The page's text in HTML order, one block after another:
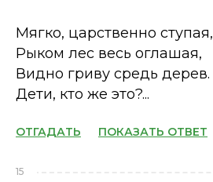
Мягко, царственно ступая,
Рыком лес весь оглашая,
Видно гриву средь дерев.
Дети, кто же это?...
ОТГАДАТЬ ПОКАЗАТЬ ОТВЕТ
15